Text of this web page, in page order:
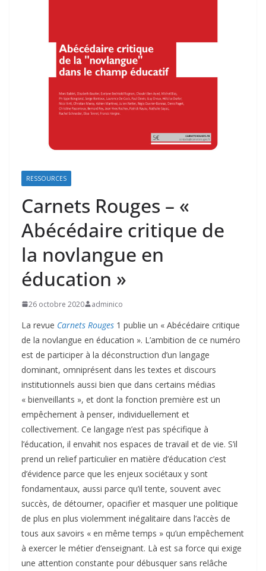
RESSOURCES
Carnets Rouges – «
Abécédaire critique de
la novlangue en
éducation »
26 octobre 2020 adminico
La revue Carnets Rouges 1 publie un « Abécédaire critique
de la novlangue en éducation ». L’ambition de ce numéro
est de participer à la déconstruction d’un langage
dominant, omniprésent dans les textes et discours
institutionnels aussi bien que dans certains médias
« bienveillants », et dont la fonction première est un
empêchement à penser, individuellement et
collectivement. Ce langage n’est pas spécifique à
l’éducation, il envahit nos espaces de travail et de vie. S’il
prend un relief particulier en matière d’éducation c’est
d’évidence parce que les enjeux sociétaux y sont
fondamentaux, aussi parce qu’il tente, souvent avec
succès, de détourner, opacifier et masquer une politique
de plus en plus violemment inégalitaire dans l’accès de
tous aux savoirs « en même temps » qu’un empêchement
à exercer le métier d’enseignant. Là est sa force qui exige
une attention constante pour débusquer sans relâche